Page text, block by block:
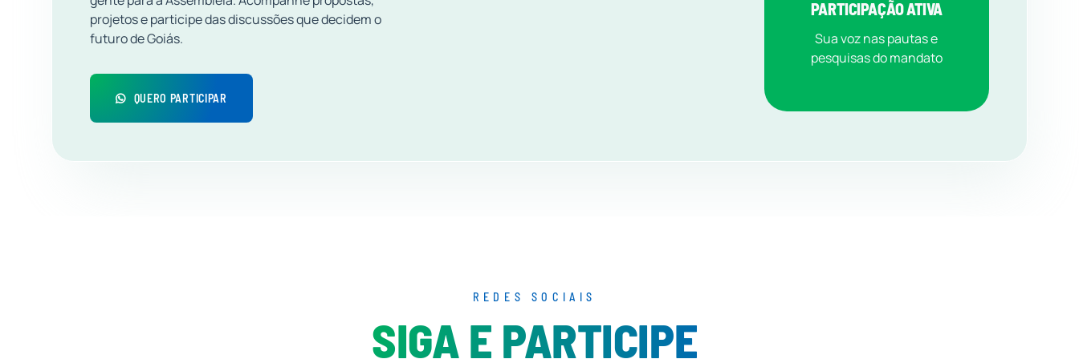
projetos e participe das discussões que decidem o
futuro de Goiás.
QUERO PARTICIPAR
PARTICIPAÇÃO ATIVA
Sua voz nas pautas e
pesquisas do mandato
REDES SOCIAIS
SIGA E PARTICIPE